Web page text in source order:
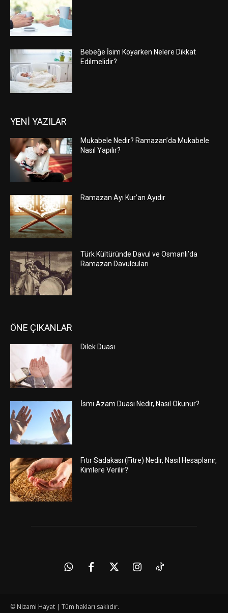
Bebeğe İsim Koyarken Nelere Dikkat
Edilmelidir?
YENİ YAZILAR
Mukabele Nedir? Ramazan’da Mukabele
Nasıl Yapılır?
Ramazan Ayı Kur’an Ayıdır
Türk Kültüründe Davul ve Osmanlı’da
Ramazan Davulcuları
ÖNE ÇIKANLAR
Dilek Duası
İsmi Azam Duası Nedir, Nasıl Okunur?
Fıtır Sadakası (Fitre) Nedir, Nasıl Hesaplanır,
Kimlere Verilir?
© Nizami Hayat | Tüm hakları saklıdır.